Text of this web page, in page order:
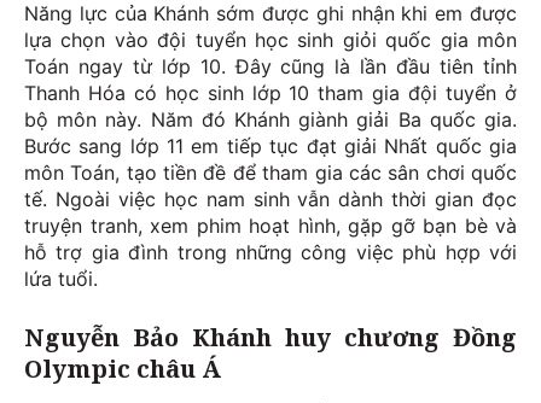
Năng lực của Khánh sớm được ghi nhận khi em được
lựa chọn vào đội tuyển học sinh giỏi quốc gia môn
Toán ngay từ lớp 10. Đây cũng là lần đầu tiên tỉnh
Thanh Hóa có học sinh lớp 10 tham gia đội tuyển ở
bộ môn này. Năm đó Khánh giành giải Ba quốc gia.
Bước sang lớp 11 em tiếp tục đạt giải Nhất quốc gia
môn Toán, tạo tiền đề để tham gia các sân chơi quốc
tế. Ngoài việc học nam sinh vẫn dành thời gian đọc
truyện tranh, xem phim hoạt hình, gặp gỡ bạn bè và
hỗ trợ gia đình trong những công việc phù hợp với
lứa tuổi.
Nguyễn Bảo Khánh huy chương Đồng
Olympic châu Á